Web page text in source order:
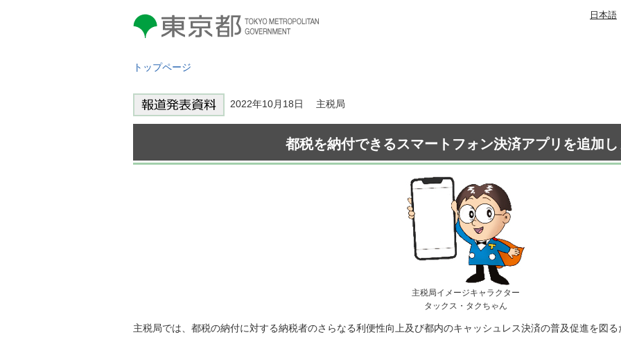
東京都 TOKYO METROPOLITAN
GOVERNMENT
日本語
トップページ
2022年10月18日 主税局
都税を納付できるスマートフォン決済アプリを追加
主税局イメージキャラクター
タックス・タクちゃん
主税局では、都税の納付に対する納税者のさらなる利便性向上及び都内のキャッシュレス決済の普及促進を図